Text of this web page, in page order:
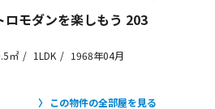
ロモダンを楽しもう 203
㎡ 1LDK 1968年04月
この物件の全部屋を見る